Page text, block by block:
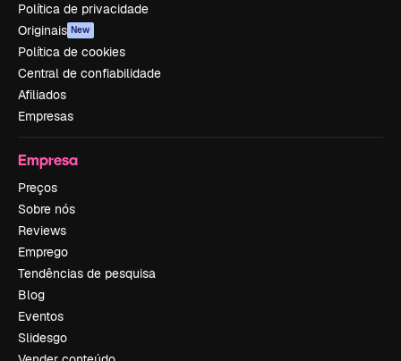
Política de privacidade
Originais New
Política de cookies
Central de confiabilidade
Afiliados
Empresas
Empresa
Preços
Sobre nós
Reviews
Emprego
Tendências de pesquisa
Blog
Eventos
Slidesgo